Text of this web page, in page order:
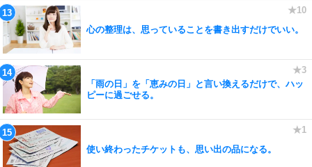
心の整理は、思っていることを書き出すだけでいい。
「雨の日」を「恵みの日」と言い換えるだけで、ハッ
ピーに過ごせる。
使い終わったチケットも、思い出の品になる。